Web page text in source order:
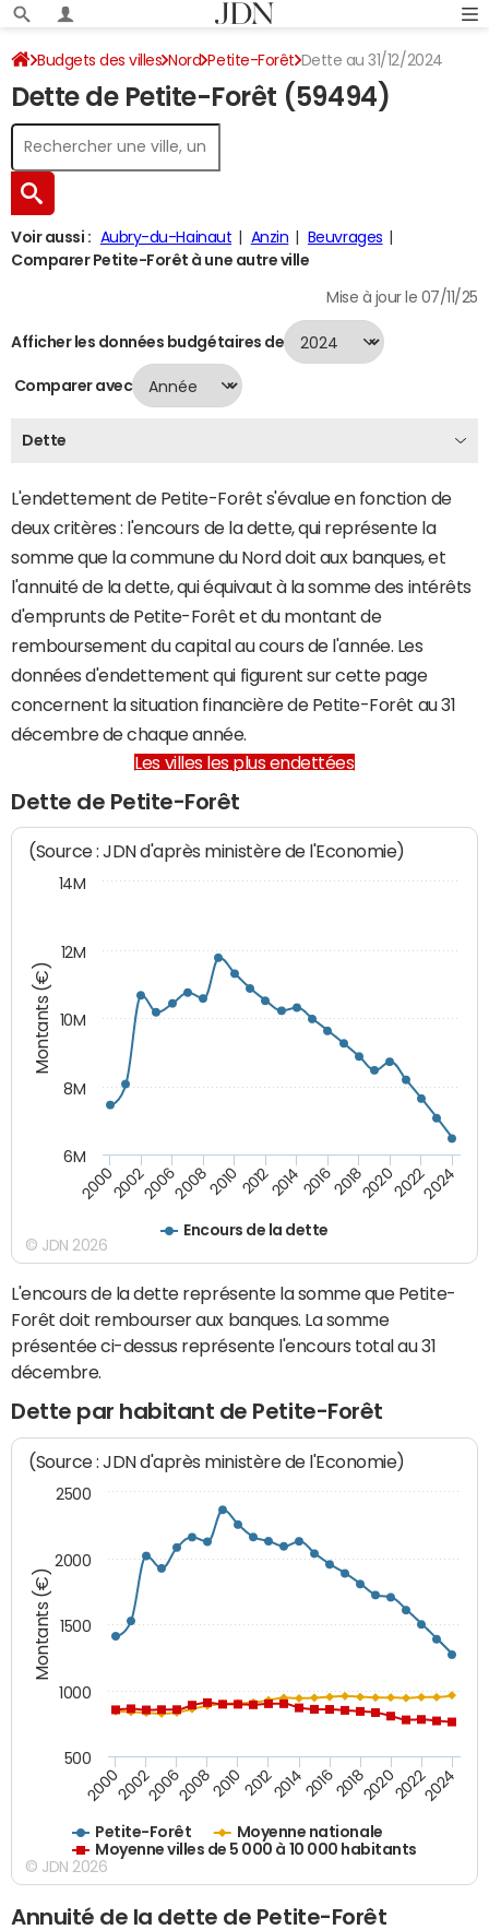
Budgets des villes Nord Petite-Forêt Dette au 31/12/2024
Dette de Petite-Forêt (59494)
Voir aussi : Aubry-du-Hainaut Anzin
Beuvrages
Comparer Petite-Forêt à une autre ville
Mise à jour le 07/11/25
Afficher les données budgétaires de
Comparer avec
Dette
L'endettement de Petite-Forêt s'évalue en fonction de
deux critères : l'encours de la dette, qui représente la
somme que la commune du Nord doit aux banques, et
l'annuité de la dette, qui équivaut à la somme des intérêts
d'emprunts de Petite-Forêt et du montant de
remboursement du capital au cours de l'année. Les
données d'endettement qui figurent sur cette page
concernent la situation financière de Petite-Forêt au 31
décembre de chaque année.
Les villes les plus endettées
Dette de Petite-Forêt
Montants (€)
(Source : JDN d'après ministère de l'Economie)
Encours de la dette
20002002200620082010 2012201420162018202020222024
6M
8M
10M
12M
14M
© JDN 2026
L'encours de la dette représente la somme que Petite-
Forêt doit rembourser aux banques. La somme
présentée ci-dessus représente l'encours total au 31
décembre.
Dette par habitant de Petite-Forêt
Montants (€)
(Source : JDN d'après ministère de l'Economie)
Petite-Forêt
Moyenne nationale
Moyenne villes de 5 000 à 10 000 habitants
200020022006200820102012201420162018202020222024
500
1000
1500
2000
2500
© JDN 2026
Annuité de la dette de Petite-Forêt